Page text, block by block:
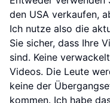
den USA verkaufen,
Ich nutze also die
Sie sicher, dass Ihre
sind. Keine
Videos. Die Leute
keine der
kommen. Ich habe